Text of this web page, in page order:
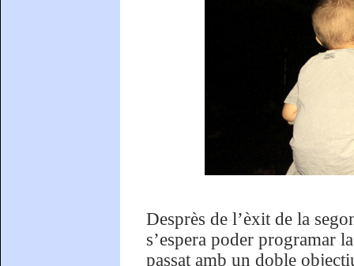
Desprès de l’èxit de la
s’espera poder programar
passat amb un doble